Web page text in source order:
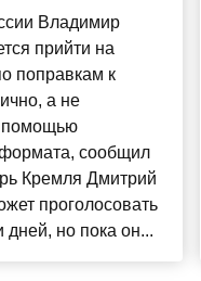
Владимир
прийти на
поправкам к
а не
помощью
формата, сообщил
Кремля Дмитрий
проголосовать
дней, но пока он...